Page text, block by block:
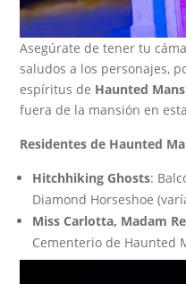
Asegúrate de tener tu
saludos a los personajes,
espíritus de Haunted
fuera de la mansión en
Residentes de Haunted
Hitchhiking Ghosts:
Diamond Horseshoe
Miss Carlotta, Madam
Cementerio de Haunted